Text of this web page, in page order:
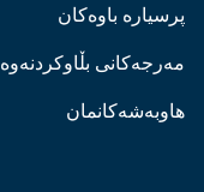
پرسیارە باوەکان
مەرجەکانی بڵاوکردنەوە
هاوبەشەکانمان